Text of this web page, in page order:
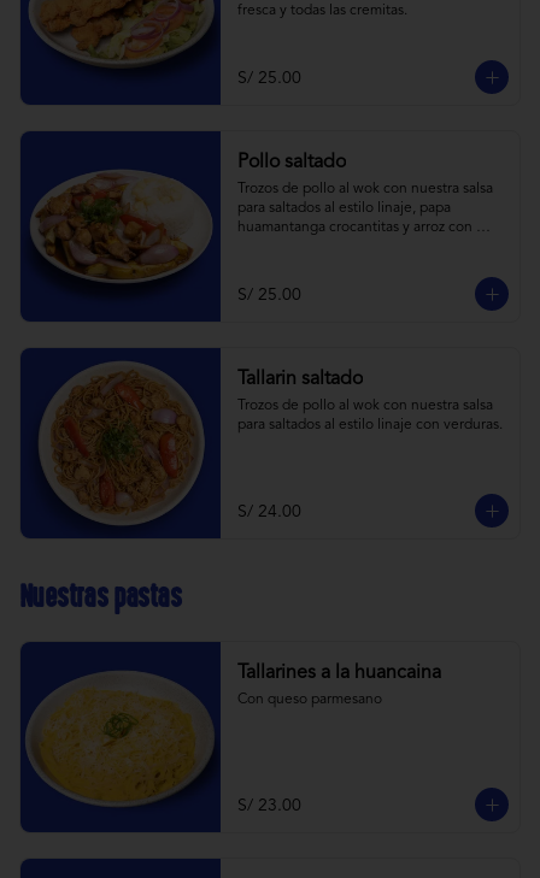
fresca y todas las cremitas.
S/ 25.00
Pollo saltado
Trozos de pollo al wok con nuestra salsa
para saltados al estilo linaje, papa
huamantanga crocantitas y arroz con
S/ 25.00
Tallarin saltado
Trozos de pollo al wok con nuestra salsa
para saltados al estilo linaje con verduras.
S/ 24.00
Nuestras pastas
Tallarines a la huancaina
Con queso parmesano
S/ 23.00